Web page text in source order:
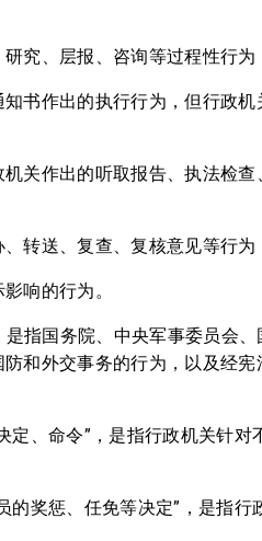
究、层报、咨询等过程性行为
书作出的执行行为，但行政
关作出的听取报告、执法检
转送、复查、复核意见等行为
响的行为。
指国务院、中央军事委员会
和外交事务的行为，以及经宪
、命令”，是指行政机关针对
奖惩、任免等决定”，是指行